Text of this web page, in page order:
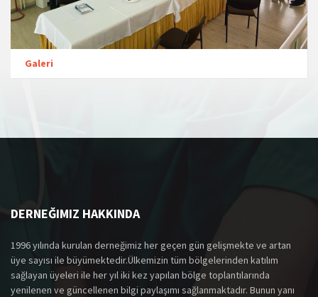
Galeri
DERNEĞIMIZ HAKKINDA
1996 yılında kurulan derneğimiz her geçen gün gelişmekte ve artan
üye sayısı ile büyümektedir.Ülkemizin tüm bölgelerinden katılım
sağlayan üyeleri ile her yıl iki kez yapılan bölge toplantılarında
yenilenen ve güncellenen bilgi paylaşımı sağlanmaktadır. Bunun yanı